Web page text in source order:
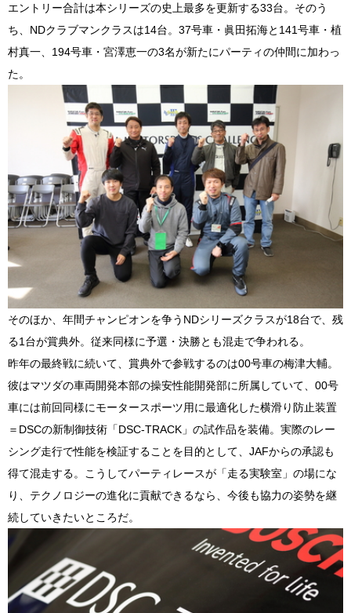
エントリー合計は本シリーズの史上最多を更新する33台。そのう
ち、NDクラブマンクラスは14台。37号車・眞田拓海と141号車・植
村真一、194号車・宮澤恵一の3名が新たにパーティの仲間に加わっ
た。
そのほか、年間チャンピオンを争うNDシリーズクラスが18台で、残
る1台が賞典外。従来同様に予選・決勝とも混走で争われる。
昨年の最終戦に続いて、賞典外で参戦するのは00号車の梅津大輔。
彼はマツダの車両開発本部の操安性能開発部に所属していて、00号
車には前回同様にモータースポーツ用に最適化した横滑り防止装置
＝DSCの新制御技術「DSC-TRACK」の試作品を装備。実際のレー
シング走行で性能を検証することを目的として、JAFからの承認も
得て混走する。こうしてパーティレースが「走る実験室」の場にな
り、テクノロジーの進化に貢献できるなら、今後も協力の姿勢を継
続していきたいところだ。